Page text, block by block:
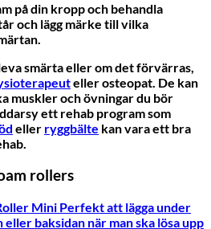
på din kropp och behandla
och lägg märke till vilka
smärta eller om det förvärras,
eller osteopat. De kan
muskler och övningar du bör
ett rehab program som
eller ryggbälte kan vara ett bra
rollers